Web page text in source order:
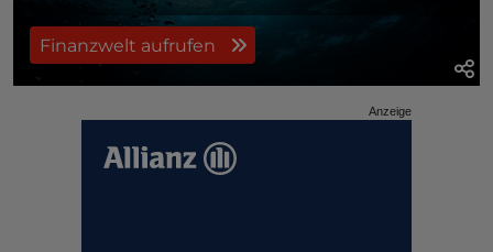
Finanzwelt aufrufen
Anzeige